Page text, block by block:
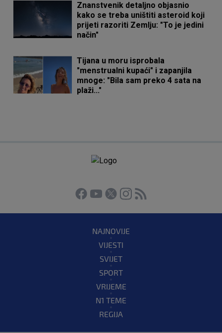
Znanstvenik detaljno objasnio
kako se treba uništiti asteroid koji
prijeti razoriti Zemlju: "To je jedini
način"
Tijana u moru isprobala
"menstrualni kupaći" i zapanjila
mnoge: "Bila sam preko 4 sata na
plaži..."
NAJNOVIJE
VIJESTI
SVIJET
SPORT
VRIJEME
N1 TEME
REGIJA